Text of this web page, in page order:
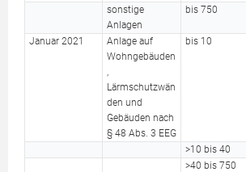
sonstige
Anlagen
bis 750
Januar 2021
Anlage auf
Wohngebäuden
,
Lärmschutzwän
den und
Gebäuden nach
§ 48 Abs. 3 EEG
bis 10
>10 bis 40
>40 bis 750